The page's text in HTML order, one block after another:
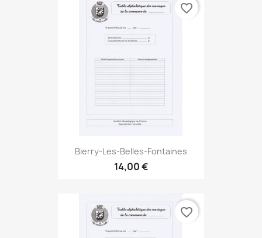
Bierry-Les-Belles-Fontaines
14,00 €
favorite_border
favorite_border